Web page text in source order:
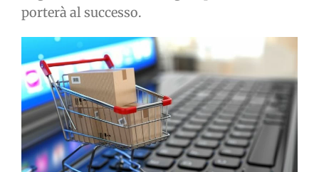
porterà al successo.